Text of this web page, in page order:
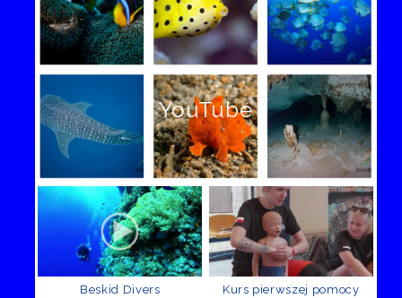
YouTube
Beskid Divers Kurs pierwszej pomocy